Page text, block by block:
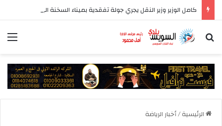
كامل الوزير وزير النقل يجري جولة تفقدية بميناء السخنة اليوم
بحث عن
الرئيسية/أخبار الرياضة